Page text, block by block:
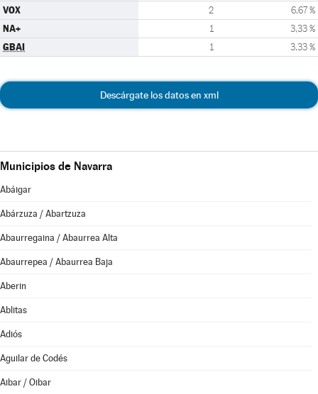
VOX 2 6,67 %
NA+ 1 3,33 %
GBAI 1 3,33 %
Descárgate los datos en xml
Municipios de Navarra
Abáigar
Abárzuza / Abartzuza
Abaurregaina / Abaurrea Alta
Abaurrepea / Abaurrea Baja
Aberin
Ablitas
Adiós
Aguilar de Codés
Aibar / Oibar